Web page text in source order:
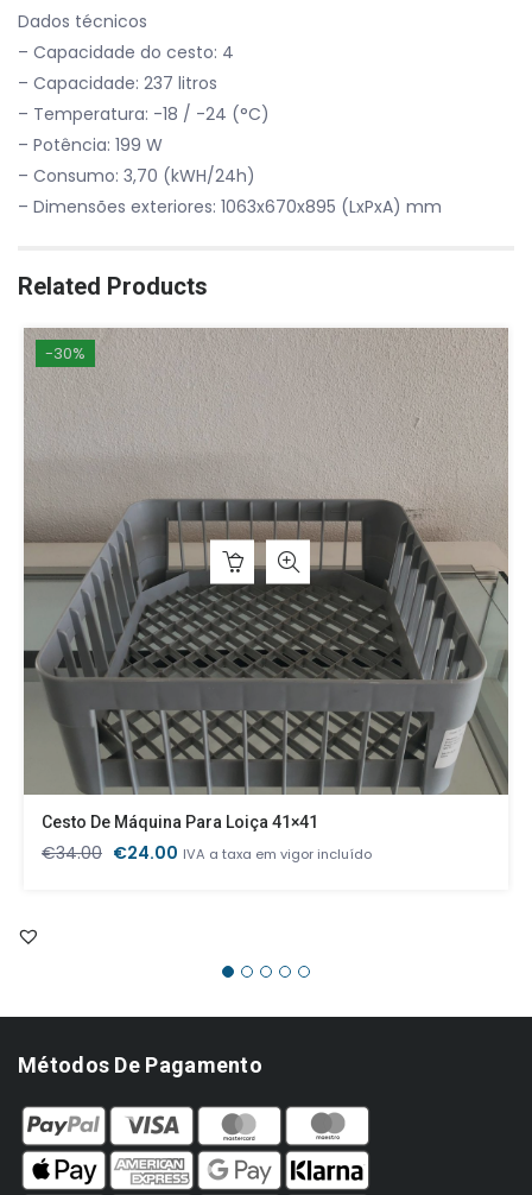
Dados técnicos
– Capacidade do cesto: 4
– Capacidade: 237 litros
– Temperatura: -18 / -24 (°C)
– Potência: 199 W
– Consumo: 3,70 (kWH/24h)
– Dimensões exteriores: 1063x670x895 (LxPxA) mm
Related Products
-30%
Cesto De Máquina Para Loiça 41×41
€34.00 O
€24.00 O
IVA a taxa em vigor incluído
Métodos De Pagamento